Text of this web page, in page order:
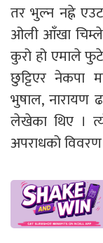
तर भुल्न नह्ने
ओली आँखा चिम्लेर
कुरो हो एमाले
छुट्टिएर नेकपा
भुषाल,
लेखेका थिए ।
अपराधको विवरण